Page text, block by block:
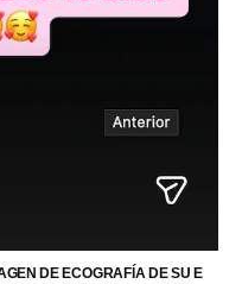
DE ECOGRAFÍA DE SU E